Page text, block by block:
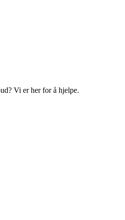
Vi er her for å hjelpe.